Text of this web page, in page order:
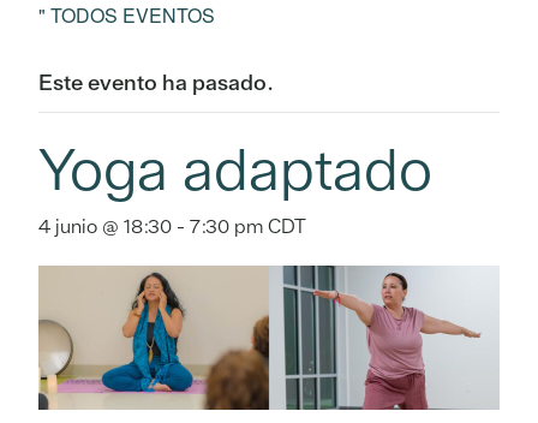
" TODOS EVENTOS
Este evento ha pasado.
Yoga adaptado
4 junio @ 18:30 - 7:30 pmCDT